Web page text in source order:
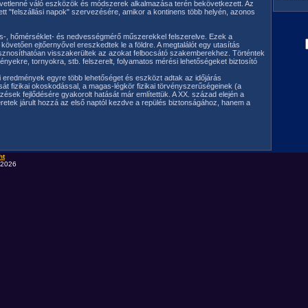
váló eszközök és módszerek alkalmazása terén bekövetkezett. Az
"felszállási napok" szervezésére, amikor a kontinens több helyén, azonos
, hőmérséklet- és nedvességmérő műszerekkel felszerelve. Ezek a
ejtőernyővel ereszkedtek le a földre. A megtalálót egy utasítás
visszakerültek az azokat felbocsátó szakemberekhez. Történtek
tornyokra, stb. felszerelt, folyamatos mérési lehetőségeket biztosító
egyre több lehetőséget és eszközt adtak az időjárás
fizikai okoskodással, a magas-légkör fizikai törvényszerűségeinek (a
fejlődésére gyakorolt hatását már említettük. A XX. század elején a
járult hozzá az első naptól kezdve a repülés biztonságához, hanem a